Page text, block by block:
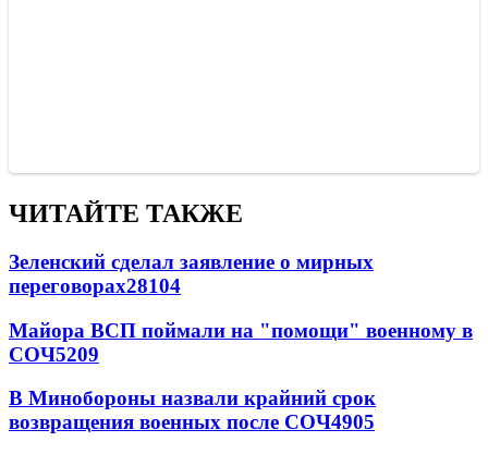
ЧИТАЙТЕ ТАКЖЕ
Зеленский сделал заявление о мирных
переговорах28104
Майора ВСП поймали на "помощи" военному в
СОЧ5209
В Минобороны назвали крайний срок
возвращения военных после СОЧ4905